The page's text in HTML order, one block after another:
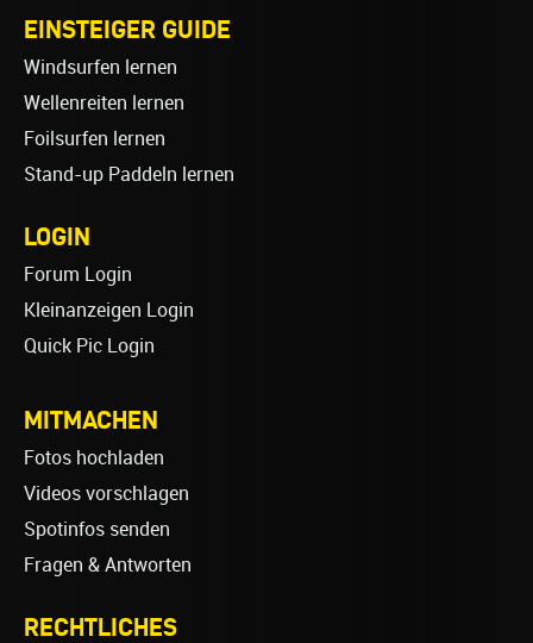
EINSTEIGER GUIDE
Windsurfen lernen
Wellenreiten lernen
Foilsurfen lernen
Stand-up Paddeln lernen
LOGIN
Forum Login
Kleinanzeigen Login
Quick Pic Login
MITMACHEN
Fotos hochladen
Videos vorschlagen
Spotinfos senden
Fragen & Antworten
RECHTLICHES